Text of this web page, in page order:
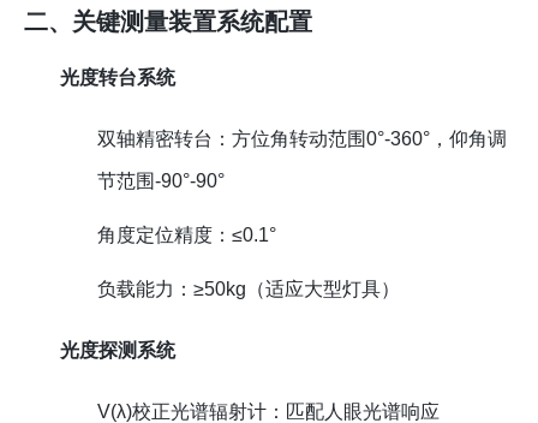
二、关键测量装置系统配置
光度转台系统
双轴精密转台：方位角转动范围0°-360°，仰角调
节范围-90°-90°
角度定位精度：≤0.1°
负载能力：≥50kg（适应大型灯具）
光度探测系统
V(λ)校正光谱辐射计：匹配人眼光谱响应